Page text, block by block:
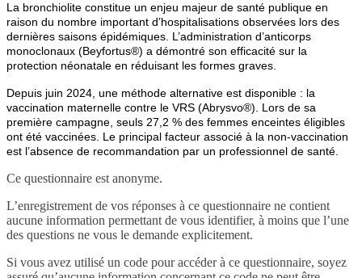
La bronchiolite constitue un enjeu majeur de santé publique en
raison du nombre important d’hospitalisations observées lors des
dernières saisons épidémiques. L’administration d’anticorps
monoclonaux (Beyfortus®) a démontré son efficacité sur la
protection néonatale en réduisant les formes graves.
Depuis juin 2024, une méthode alternative est disponible : la
vaccination maternelle contre le VRS (Abrysvo®). Lors de sa
première campagne, seuls 27,2 % des femmes enceintes éligibles
ont été vaccinées. Le principal facteur associé à la non-vaccination
est l’absence de recommandation par un professionnel de santé.
Ce questionnaire est anonyme.
L’enregistrement de vos réponses à ce questionnaire ne contient
aucune information permettant de vous identifier, à moins que l’une
des questions ne vous le demande explicitement.
Si vous avez utilisé un code pour accéder à ce questionnaire, soyez